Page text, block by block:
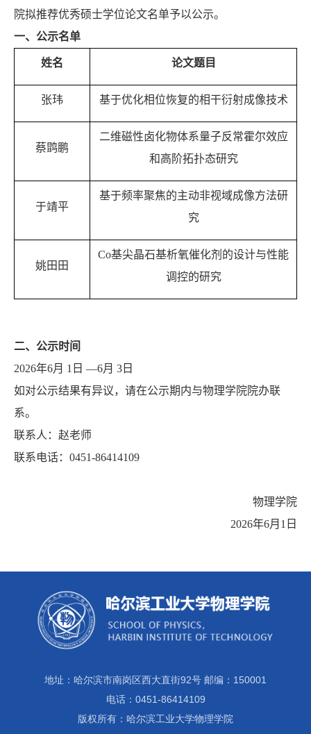
院拟推荐优秀硕士学位论文名单予以公示。
一、公示名单
姓名 论文题目
张玮 基于优化相位恢复的相干衍射成像技术
蔡鹍鹏
二维磁性卤化物体系量子反常霍尔效应
和高阶拓扑态研究
于靖平
基于频率聚焦的主动非视域成像方法研
究
姚田田
Co基尖晶石基析氧催化剂的设计与性能
调控的研究
二、公示时间
2026年6月 1 日 —6月 3 日
如对公示结果有异议，请在公示期内与物理学院院办联
系。
联系人：赵老师
联系电话： 0451-86414109
物理学院
2026年6月 1 日
地址：哈尔滨市南岗区西大直街92号 邮编：150001
电话：0451-86414109
版权所有：哈尔滨工业大学物理学院